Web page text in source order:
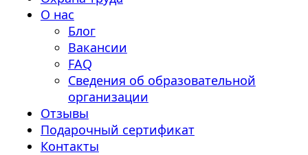
О нас
Блог
Вакансии
FAQ
Сведения об образовательной
организации
Отзывы
Подарочный сертификат
Контакты